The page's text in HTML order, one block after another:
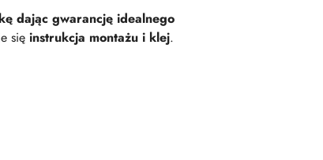
dając gwarancję idealnego
się instrukcja montażu i klej.